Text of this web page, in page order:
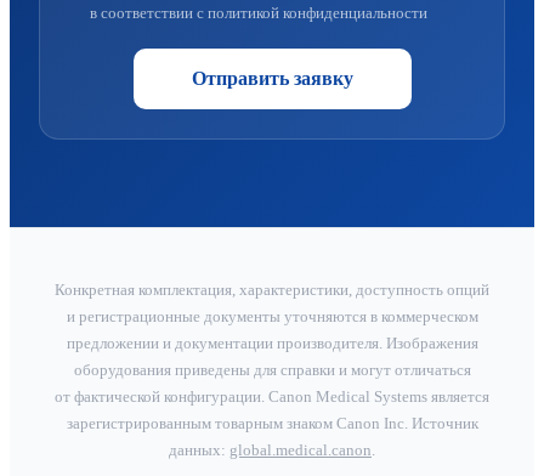
в соответствии с политикой конфиденциальности
Отправить заявку
Конкретная комплектация, характеристики, доступность опций
и регистрационные документы уточняются в коммерческом
предложении и документации производителя. Изображения
оборудования приведены для справки и могут отличаться
от фактической конфигурации. Canon Medical Systems является
зарегистрированным товарным знаком Canon Inc. Источник
данных: global.medical.canon